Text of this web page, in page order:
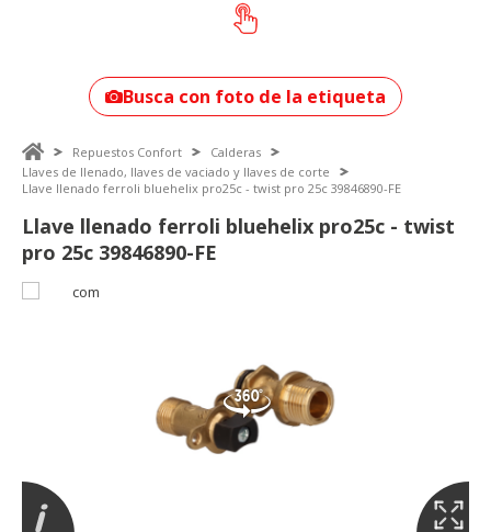
¿Cómo encontrar
tu modelo?
Busca con foto de la etiqueta
Repuestos Confort
Calderas
Llaves de llenado, llaves de vaciado y llaves de corte
Llave llenado ferroli bluehelix pro25c - twist pro 25c 39846890-FE
Llave llenado ferroli bluehelix pro25c - twist
pro 25c 39846890-FE